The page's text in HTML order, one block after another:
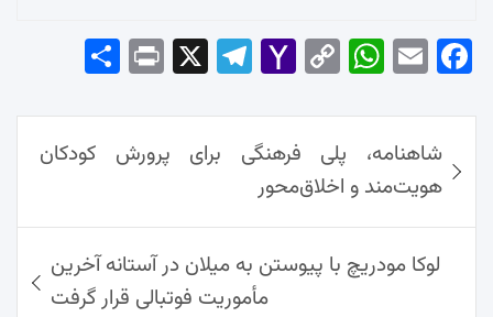
Fac
ok
Em
Wh
Ap
p
Co
Lin
k
Yah
Mai
l
Tel
am
Pri
نوشته‌ها
شاهنامه، پلی فرهنگی برای پرورش کودکان
هویت‌مند و اخلاق‌محور
لوکا مودریچ با پیوستن به میلان در آستانه آخرین
مأموریت فوتبالی قرار گرفت